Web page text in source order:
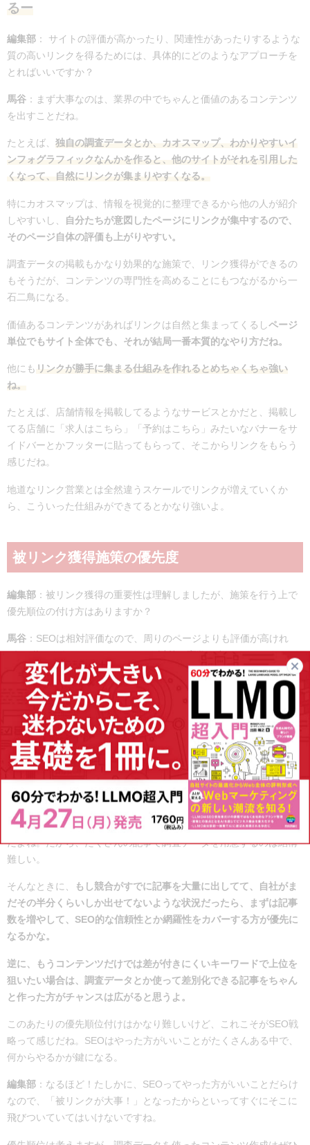
るー
編集部 ：
サイトの評価が高かったり、関連性があったりするような
質の高いリンクを得るためには、具体的にどのようなアプローチを
とればいいですか？
馬谷 ：まず大事なのは、業界の中でちゃんと価値のあるコンテンツ
を出すことだね。
たとえば、 独自の調査データとか、カオスマップ、わかりやすいイ
ンフォグラフィックなんかを作ると、他のサイトがそれを引用した
くなって、自然にリンクが集まりやすくなる。
特にカオスマップは、情報を視覚的に整理できるから他の人が紹介
しやすいし、
自分たちが意図したページにリンクが集中するので、
そのページ自体の評価も上がりやすい。
調査データの掲載もかなり効果的な施策で、リンク獲得ができるの
もそうだが、コンテンツの専門性を高めることにもつながるから一
石二鳥になる。
価値あるコンテンツがあればリンクは自然と集まってくるしページ
単位でもサイト全体でも、それが結局一番本質的なやり方だね。
他にも リンクが勝手に集まる仕組みを作れるとめちゃくちゃ強い
ね。
たとえば、店舗情報を掲載してるようなサービスとかだと、掲載し
てる店舗に「求人はこちら」「予約はこちら」みたいなバナーをサ
イドバーとかフッターに貼ってもらって、そこからリンクをもらう
感じだね。
地道なリンク営業とは全然違うスケールでリンクが増えていくか
ら、こういった仕組みができてるとかなり強いよ。
被リンク獲得施策の優先度
編集部 ： 被リンク獲得の重要性は理解しましたが、施策を行う上で
優先順位の付け方はありますか？
馬谷 ：SEOは相対評価なので、周りのページよりも評価が高けれ
ば、1位になれる。そして、リンク以外の変数も多いから、どのぐら
いのコストをかけてどの変数をどこまで強化して競合よりも上にい
くかは設計が必要だね。
例えば、狙っているキーワードで競合がそこまで強くなければ、被
リンク獲得を頑張らずともコンテンツ品質だけで勝てることもある
し、大規模なデータベース系のサイトとかだと、クロール効率の改
善とか、インデックスエラーの解消などテクニカルな改善のほうが
先にやるべき場合もある。
さっき調査データとかインフォグラフィックをうまく使うのが大事
って話をしたけど、そういう記事って作るのに結構コストかかるん
だよね。だから、たくさんの記事で調査データを用意するのは結構
難しい。
そんなときに、
もし競合がすでに記事を大量に出してて、自社がま
だその半分くらいしか出せてないような状況だったら、まずは記事
数を増やして、SEO的な信頼性とか網羅性をカバーする方が優先に
なるかな。
逆に、もうコンテンツだけでは差が付きにくいキーワードで上位を
狙いたい場合は、調査データとか使って差別化できる記事をちゃん
と作った方がチャンスは広がると思うよ。
このあたりの優先順位付けはかなり難しいけど、これこそがSEO戦
略って感じだね。SEOはやった方がいいことがたくさんある中で、
何からやるかが鍵になる。
編集部 ：なるほど！たしかに、SEOってやった方がいいことだらけ
なので、「被リンクが大事！」となったからといってすぐにそこに
飛びついていてはいけないですね。